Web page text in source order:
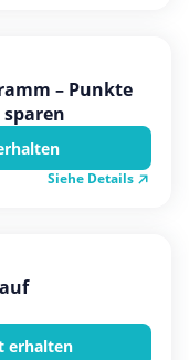
– Punkte
Siehe Details
erhalten